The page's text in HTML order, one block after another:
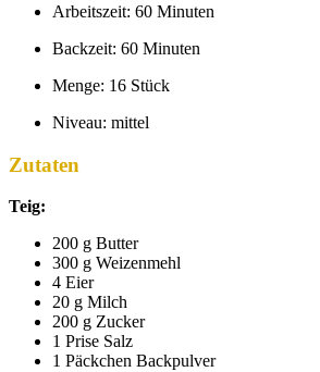
Arbeitszeit: 60 Minuten
Backzeit: 60 Minuten
Menge: 16 Stück
Niveau: mittel
Zutaten
Teig:
200 g Butter
300 g Weizenmehl
4 Eier
20 g Milch
200 g Zucker
1 Prise Salz
1 Päckchen Backpulver